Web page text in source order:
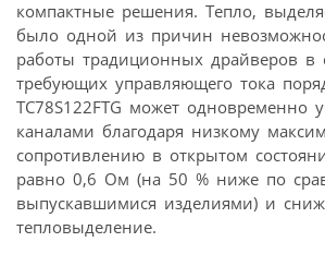
компактные решения. Тепло,
было одной из причин
работы традиционных драйверов в
требующих управляющего тока
TC78S122FTG может одновременно
каналами благодаря низкому
сопротивлению в открытом
равно 0,6 Ом (на 50 % ниже по
выпускавшимися изделиями) и
тепловыделение.